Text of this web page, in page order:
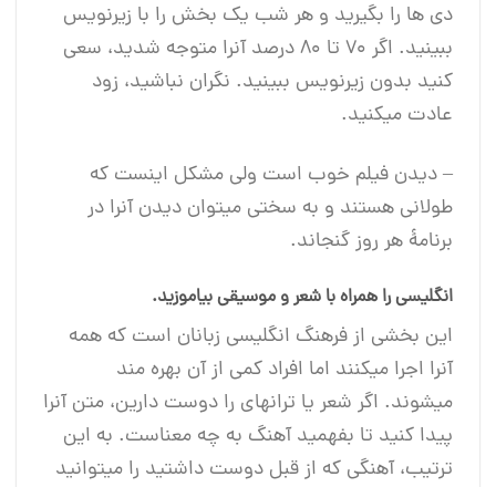
دی ها را بگیرید و هر شب یک بخش را با زیرنویس
ببینید. اگر 70 تا 80 درصد آنرا متوجه شدید، سعی
کنید بدون زیرنویس ببینید. نگران نباشید، زود
عادت می‎کنید.
– دیدن فیلم خوب است ولی‎ مشکل اینست که
طولانی هستند و به سختی می‎توان دیدن آنرا در
برنامۀ هر روز گنجاند.
انگلیسی را همراه با شعر و موسیقی بیاموزید.
این بخشی از فرهنگ انگلیسی ‎زبانان است که همه
آنرا اجرا می‎کنند اما افراد کمی از آن بهره ‎مند
می‎شوند. اگر شعر یا ترانه‎ای را دوست دارین، متن آنرا
پیدا کنید تا بفهمید آهنگ به چه معناست. به این
ترتیب، آهنگی که از قبل دوست داشتید را می‎توانید